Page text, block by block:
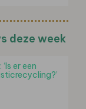
deze week
er een